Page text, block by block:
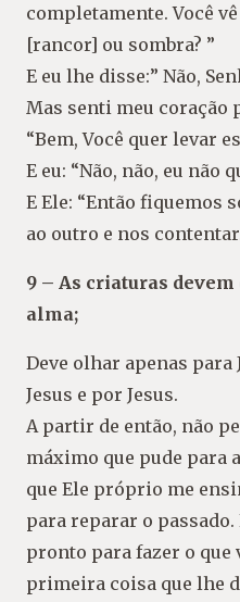
completamente. Você
[rancor] ou sombra? ”
E eu lhe disse:” Não,
Mas senti meu
“Bem, Você quer levar
E eu: “Não, não, eu não
E Ele: “Então fiquemos
ao outro e nos
9 – As criaturas
alma;
Deve olhar apenas para
Jesus e por Jesus.
A partir de então, não
máximo que pude para
que Ele próprio me
para reparar o passado.
pronto para fazer o que
primeira coisa que lhe